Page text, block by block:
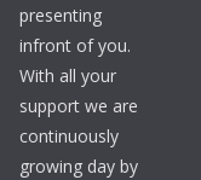
presenting
infront of you.
With all your
support we are
continuously
growing day by